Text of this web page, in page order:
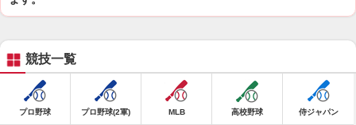
競技一覧
プロ野球 プロ野球(2軍) MLB 高校野球 侍ジャパン